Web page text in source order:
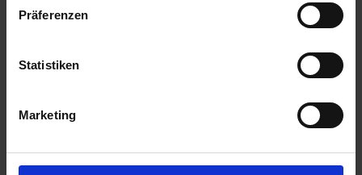
Präferenzen
Statistiken
Marketing
185,25 €pro 5 l Kanister